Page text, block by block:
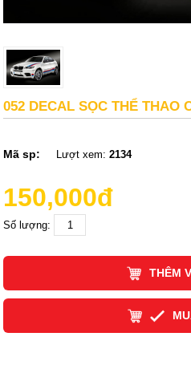
052 DECAL SỌC THỂ THAO
Mã sp: Lượt xem:2134
150,000đ
Số lượng:
THÊM